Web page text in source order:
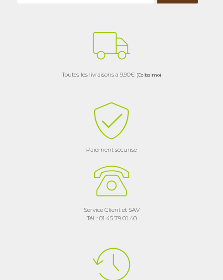
Toutes les livraisons à 9,90€ (Colissimo)
Paiement sécurisé
Service Client et SAV
Tél. : 01 45 79 01 40